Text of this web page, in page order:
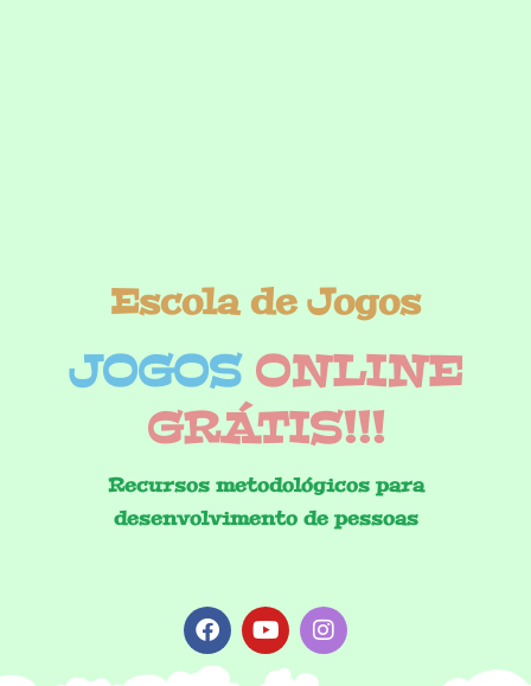
Escola de Jogos
JOGOS ONLINE
GRÁTIS!!!
Recursos metodológicos para
desenvolvimento de pessoas